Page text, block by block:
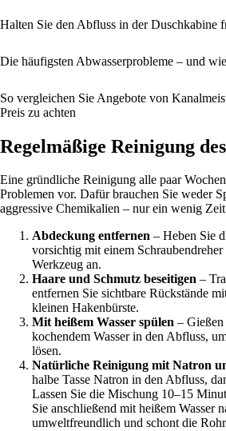
Halten Sie den Abfluss in der Duschkabine
Die häufigsten Abwasserprobleme – und
So vergleichen Sie Angebote von
Preis zu achten
Regelmäßige Reinigung
Eine gründliche Reinigung alle paar
Problemen vor. Dafür brauchen Sie weder
aggressive Chemikalien – nur ein wenig
Abdeckung entfernen – Heben Sie
vorsichtig mit einem
Werkzeug an.
Haare und Schmutz beseitigen –
entfernen Sie sichtbare Rückstände
kleinen Hakenbürste.
Mit heißem Wasser spülen –
kochendem Wasser in den Abfluss,
lösen.
Natürliche Reinigung mit Natron
halbe Tasse Natron in den Abfluss,
Lassen Sie die Mischung 10–15
Sie anschließend mit heißem Wasser
umweltfreundlich und schont die